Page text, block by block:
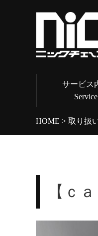
サービス
Service
HOME > 取り扱
【ｃ